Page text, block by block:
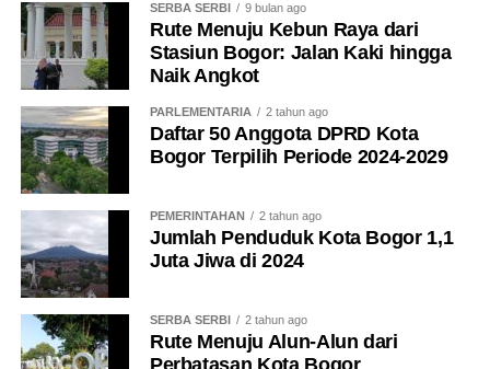
raga, maka saat ini generasi penerus memiliki tugas
untuk mengisi kemerdekaan dengan semangat yang
sama.
“Kalau dulu pahlawan merebut kemerdekaan, maka
sekarang tugas kita adalah mengisi kemerdekaan. Tetapi
spiritnya harus sama, representasinya merah putih, spirit
perjuangan, pantang menyerah untuk bertaruh. Hidup
yang tidak dipertaruhkan tidak akan dimenangkan,”
ungkapnya.
Ia menegaskan, tantangan pembangunan saat ini adalah
bagaimana seluruh pihak bersama-sama meningkatkan
kesejahteraan masyarakat, di antaranya melalui upaya
SERBA SERBI 9 bulan ago
Rute Menuju Kebun Raya dari
Stasiun Bogor: Jalan Kaki hingga
Naik Angkot
PARLEMENTARIA 2 tahun ago
Daftar 50 Anggota DPRD Kota
Bogor Terpilih Periode 2024-2029
PEMERINTAHAN 2 tahun ago
Jumlah Penduduk Kota Bogor 1,1
Juta Jiwa di 2024
SERBA SERBI 2 tahun ago
Rute Menuju Alun-Alun dari